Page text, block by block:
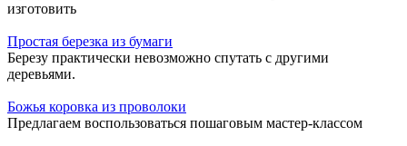
изготовить
Простая березка из бумаги
Березу практически невозможно спутать с другими
деревьями.
Божья коровка из проволоки
Предлагаем воспользоваться пошаговым мастер-классом